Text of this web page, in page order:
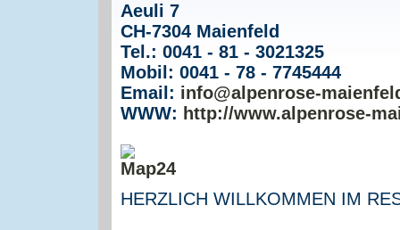
Aeuli 7
CH-7304 Maienfeld
Tel.: 0041 - 81 - 3021325
Mobil: 0041 - 78 - 7745444
Email: info@alpenrose-
WWW: http://www.alpenrose-
HERZLICH WILLKOMMEN IM